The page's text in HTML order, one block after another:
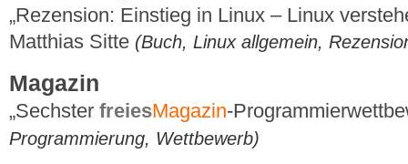
„Rezension: Einstieg in Linux – Linux
Matthias Sitte (Buch, Linux allgemein,
Magazin
„Sechster freiesMagazin-
Programmierung, Wettbewerb)